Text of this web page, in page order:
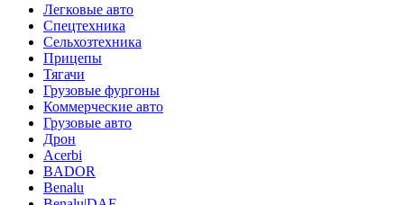
Легковые авто
Спецтехника
Сельхозтехника
Прицепы
Тягачи
Грузовые фургоны
Коммерческие авто
Грузовые авто
Дрон
Acerbi
BADOR
Benalu